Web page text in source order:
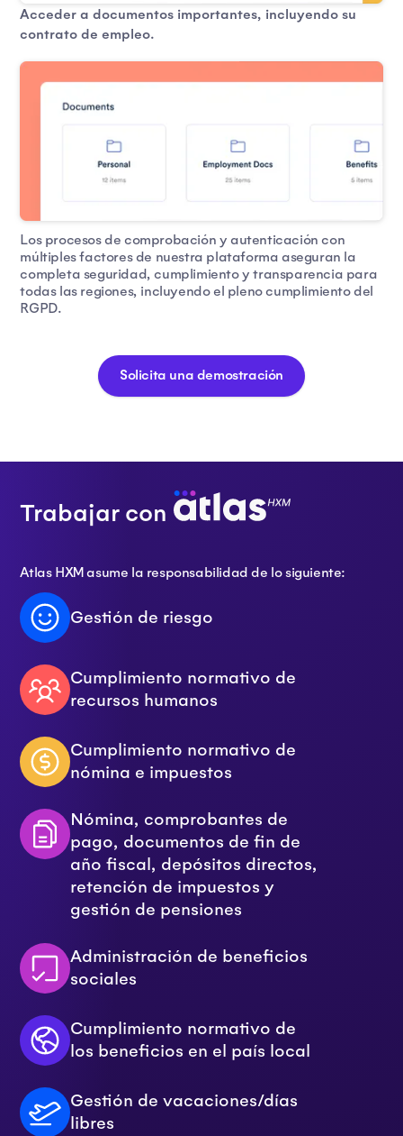
Acceder a documentos importantes, incluyendo su
contrato de empleo.
Los procesos de comprobación y autenticación con
múltiples factores de nuestra plataforma aseguran la
completa seguridad, cumplimiento y transparencia para
todas las regiones, incluyendo el pleno cumplimiento del
RGPD.
Solicita una demostración
Trabajar con
Atlas HXM asume la responsabilidad de lo siguiente:
Gestión de riesgo
Cumplimiento normativo de
recursos humanos
Cumplimiento normativo de
nómina e impuestos
Nómina, comprobantes de
pago, documentos de fin de
año fiscal, depósitos directos,
retención de impuestos y
gestión de pensiones
Administración de beneficios
sociales
Cumplimiento normativo de
los beneficios en el país local
Gestión de vacaciones/días
libres